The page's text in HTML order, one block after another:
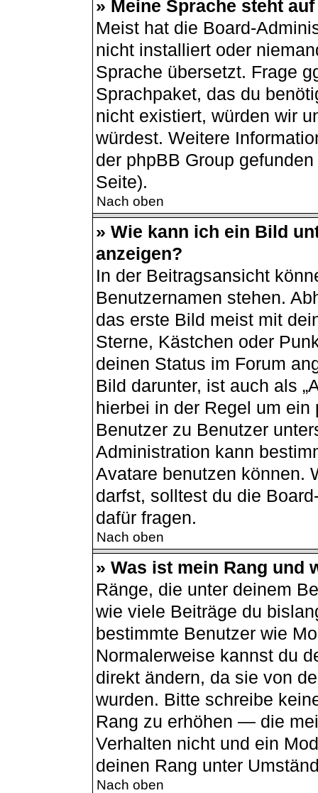
» Meine Sprache steht
Meist hat die Board-
nicht installiert oder
Sprache übersetzt. Frage
Sprachpaket, das du
nicht existiert, würden wir
würdest. Weitere
der phpBB Group
Seite).
Nach oben
» Wie kann ich ein Bild
anzeigen?
In der Beitragsansicht
Benutzernamen stehen.
das erste Bild meist mit
Sterne, Kästchen oder
deinen Status im Forum
Bild darunter, ist auch als
hierbei in der Regel um
Benutzer zu Benutzer
Administration kann
Avatare benutzen können.
darfst, solltest du die
dafür fragen.
Nach oben
» Was ist mein Rang und
Ränge, die unter deinem
wie viele Beiträge du
bestimmte Benutzer wie
Normalerweise kannst du
direkt ändern, da sie von
wurden. Bitte schreibe
Rang zu erhöhen — die
Verhalten nicht und ein
deinen Rang unter
Nach oben